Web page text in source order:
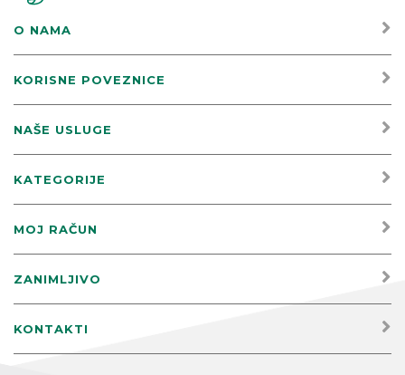
O NAMA
KORISNE POVEZNICE
NAŠE USLUGE
KATEGORIJE
MOJ RAČUN
ZANIMLJIVO
KONTAKTI